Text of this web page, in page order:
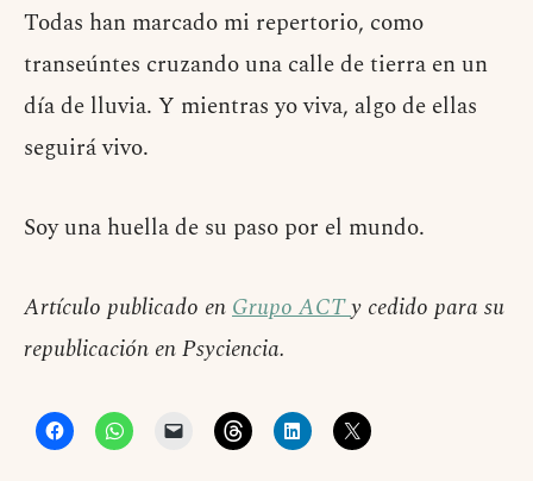
Todas han marcado mi repertorio, como
transeúntes cruzando una calle de tierra en un
día de lluvia. Y mientras yo viva, algo de ellas
seguirá vivo.
Soy una huella de su paso por el mundo.
Artículo publicado enGrupo ACTy cedido para su
republicación en Psyciencia.